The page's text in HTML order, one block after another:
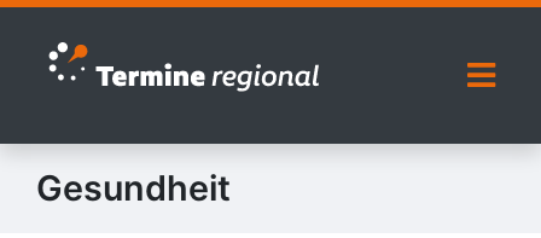
Zur Navigation springen
Zum Inhalt springen
Gesundheit